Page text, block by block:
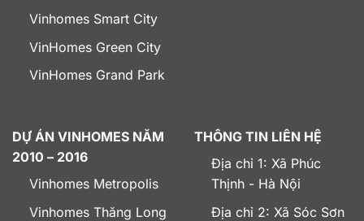
Vinhomes Smart City
VinHomes Green City
VinHomes Grand Park
DỰ ÁN VINHOMES NĂM
2010 – 2016
Vinhomes Metropolis
Vinhomes Thăng Long
THÔNG TIN LIÊN HỆ
Địa chỉ 1: Xã Phúc
Thịnh - Hà Nội
Địa chỉ 2: Xã Sóc Sơn